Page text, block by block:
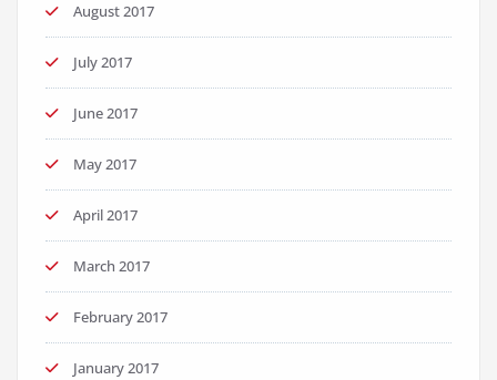
August 2017
July 2017
June 2017
May 2017
April 2017
March 2017
February 2017
January 2017